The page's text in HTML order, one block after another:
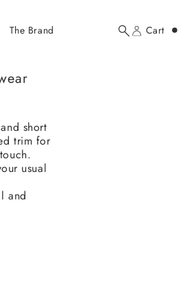
The Brand
Search
Account
Cart
short
trim for
usual
and